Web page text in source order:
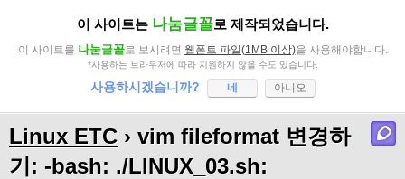
이 사이트는 나눔글꼴로 제작되었습니다.
이 사이트를 나눔글꼴로 보시려면 웹폰트 파일(1MB 이상)을 사용해야합니다.
*사용하는 브라우저에 따라 지원하지 않을 수도 있습니다.
사용하시겠습니까? 네 아니오
Linux ETC › vim fileformat 변경하
기: -bash: ./LINUX_03.sh: